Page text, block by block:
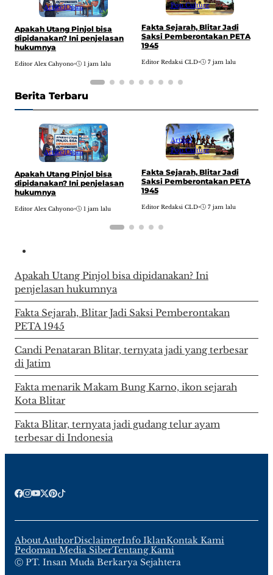
ArtikelOpini
Apakah Utang Pinjol bisa
dipidanakan? Ini penjelasan
hukumnya
Editor Alex Cahyono• 1 jam lalu
Pop Culture
Fakta Sejarah, Blitar Jadi
Saksi Pemberontakan PETA
1945
Editor Redaksi CLD• 7 jam lalu
Berita Terbaru
ArtikelOpini
Apakah Utang Pinjol bisa
dipidanakan? Ini penjelasan
hukumnya
Editor Alex Cahyono• 1 jam lalu
Artikel
Pop Culture
Fakta Sejarah, Blitar Jadi
Saksi Pemberontakan PETA
1945
Editor Redaksi CLD• 7 jam lalu
Apakah Utang Pinjol bisa dipidanakan? Ini
penjelasan hukumnya
Fakta Sejarah, Blitar Jadi Saksi Pemberontakan
PETA 1945
Candi Penataran Blitar, ternyata jadi yang terbesar
di Jatim
Fakta menarik Makam Bung Karno, ikon sejarah
Kota Blitar
Fakta Blitar, ternyata jadi gudang telur ayam
terbesar di Indonesia
About AuthorDisclaimerInfo IklanKontak Kami
Pedoman Media SiberTentang Kami
Ⓒ PT. Insan Muda Berkarya Sejahtera